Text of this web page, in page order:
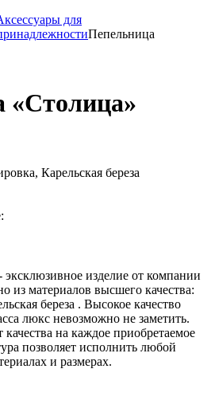
для
Пепельница
«Столица»
Карельская береза
изделие от компании
из материалов высшего качества:
береза . Высокое качество
люкс невозможно не заметить.
на каждое приобретаемое
позволяет исполнить любой
и размерах.